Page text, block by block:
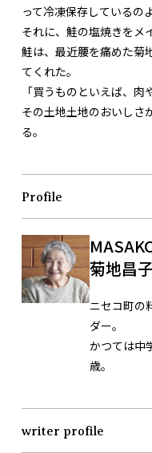
って冷凍保存しているのよ
それに、鮭の塩焼きをメ
鮭は、最近腰を痛めた菊
てくれた。
「買うものといえば、肉
その土地土地のおいしさ
る。
Profile
菊地昌
ニセコ町の
ダー。
かつては中
歳。
writer profile